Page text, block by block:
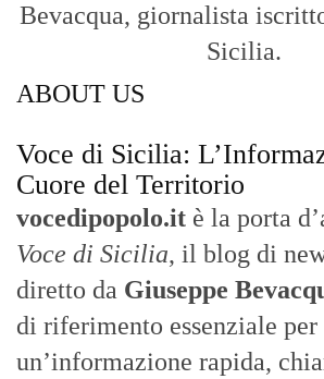
Bevacqua, giornalista
Sicilia.
ABOUT US
Voce di Sicilia:
Cuore del Territorio
vocedipopolo.it è la porta
Voce di Sicilia, il blog di
diretto da Giuseppe
di riferimento essenziale
un’informazione rapida,